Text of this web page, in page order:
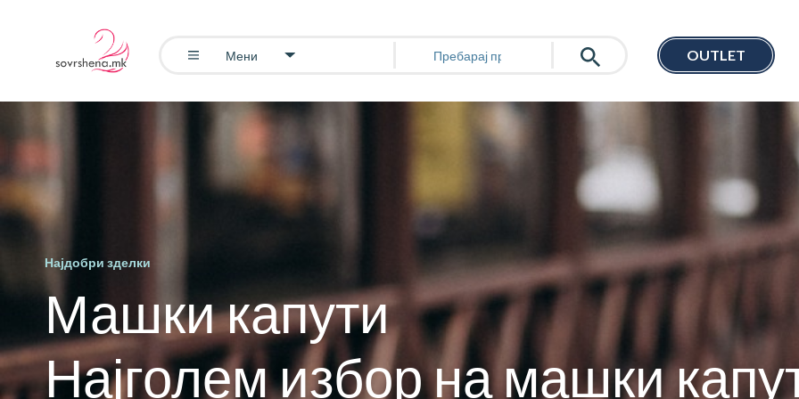
Мени OUTLET
Најдобри зделки
Машки капути
Најголем избор на машки